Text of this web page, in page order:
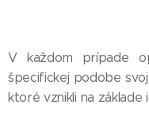
V každom prípade
špecifickej podobe
ktoré vznikli na základe